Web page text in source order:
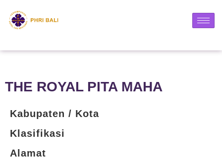
THE ROYAL PITA MAHA
Kabupaten / Kota
Klasifikasi
Alamat